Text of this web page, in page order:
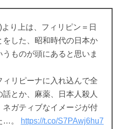
り上は、フィリピン＝日
をした、昭和時代の日本か
ものが頭にあると思いま
ィリピーナに入れ込んで全
とか、麻薬、日本人殺人
ネガティブなイメージが付
…。
https://t.co/S7PAwj6hu7